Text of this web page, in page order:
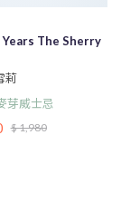
The Sherry
莉
芽威士忌
$ 1,980